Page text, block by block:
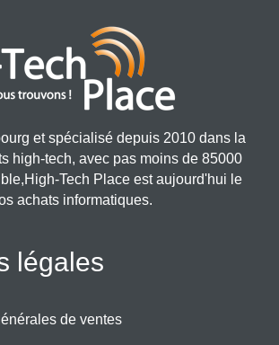
et spécialisé depuis 2010 dans la
high-tech, avec pas moins de 85000
Tech Place est aujourd'hui le
achats informatiques.
légales
de ventes